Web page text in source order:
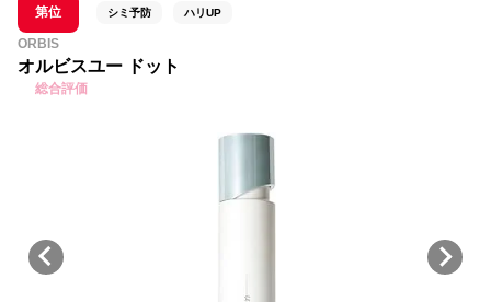
第位 シミ予防 ハリUP
ORBIS
オルビスユー ドット
総合評価